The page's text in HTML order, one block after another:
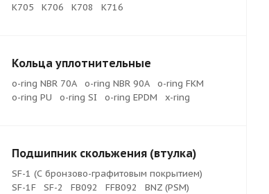
K705
K706 K708 K716
Кольца уплотнительные
o-ring NBR 70A o-ring NBR 90A
o-ring FKM
o-ring PU
o-ring SI o-ring EPDM x-ring
Подшипник скольжения (втулка)
SF-1 (С бронзово-графитовым покрытием)
SF-1F
SF-2 FB092 FFB092
BNZ (PSM)